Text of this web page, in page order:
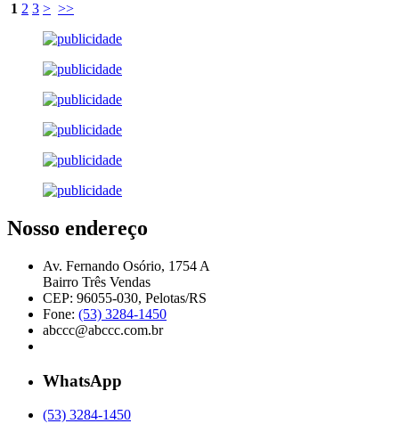
1 2 3 > >>
Nosso endereço
Av. Fernando Osório, 1754 A
Bairro Três Vendas
CEP: 96055-030, Pelotas/RS
Fone: (53) 3284-1450
abccc@abccc.com.br
WhatsApp
(53) 3284-1450